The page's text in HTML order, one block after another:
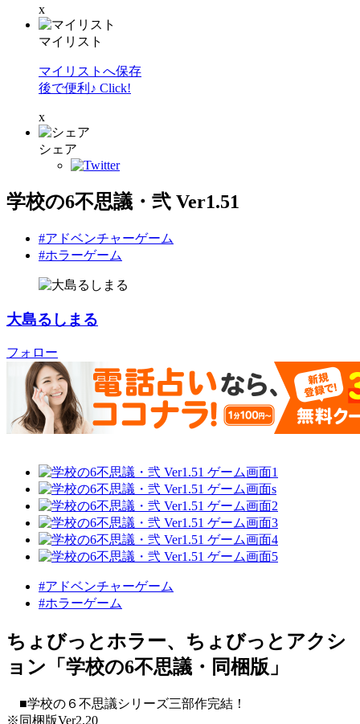
x
マイリスト
マイリストへ保存
後で便利♪ Click!
x
シェア
学校の6不思議・弐 Ver1.51
#アドベンチャーゲーム
#ホラーゲーム
大島るしまる
フォロー
#アドベンチャーゲーム
#ホラーゲーム
ちょびっとホラー、ちょびっとアクシ
ョン「学校の6不思議・同梱版」
■学校の６不思議シリーズ三部作完結！
※同梱版Ver2.20